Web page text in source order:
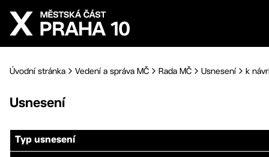
Přejít na hlavní obsah
Úvodní stránka Vedení a správa MČ Rada MČ Usnesení k
Usnesení
Typ usnesení